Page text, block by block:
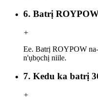
6. Batrị
+
Ee. Batrị ROYPOW
n'ụbọchị niile.
7. Kedu ka batrị
+